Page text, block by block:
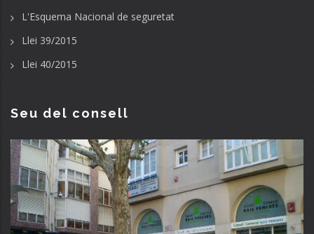
L'Esquema Nacional de seguretat
Llei 39/2015
Llei 40/2015
Seu del consell